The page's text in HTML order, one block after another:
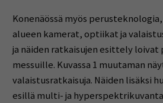
Konenäössä myös
alueen kamerat, optiikat ja
ja näiden ratkaisujen esittely loivat
messuille. Kuvassa 1 muutaman
valaistusratkaisuja. Näiden lisäksi
esillä multi- ja